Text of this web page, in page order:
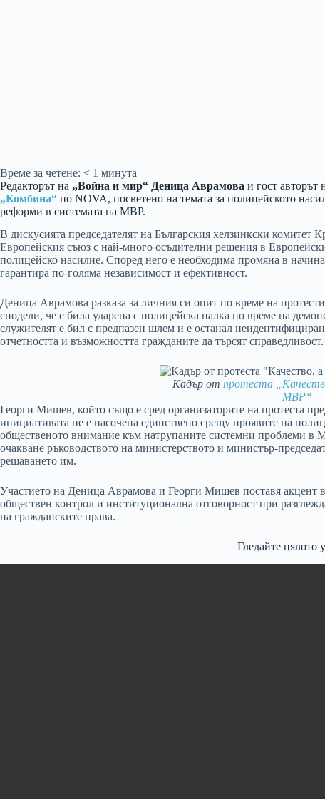
Време за четене: < 1 минута
Редакторът на „Война и мир“ Деница Аврамова и гост авторът
„Комбина“ по NOVA, посветено на темата за полицейското
реформи в системата на МВР.
В дискусията председателят на Българския хелзинкски комитет
Европейския съюз с най-много осъдителни решения в
полицейско насилие. Според него е необходима промяна в
гарантира по-голяма независимост и ефективност.
Деница Аврамова разказа за личния си опит по време на
сподели, че е била ударена с полицейска палка по време на
служителят е бил с предпазен шлем и е останал
отчетността и възможността гражданите да търсят справедливост.
Кадър отпротеста
МВР“
Георги Мишев, който също е сред организаторите на протеста
инициативата не е насочена единствено срещу проявите на
общественото внимание към натрупаните системни проблеми в
очакване ръководството на министерството и министър-
решаването им.
Участието на Деница Аврамова и Георги Мишев поставя акцент
обществен контрол и институционална отговорност при
на гражданските права.
Гледайте цялото